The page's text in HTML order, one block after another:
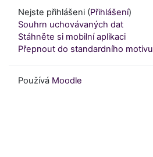
Nejste přihlášeni (Přihlášení)
Souhrn uchovávaných dat
Stáhněte si mobilní aplikaci
Přepnout do standardního motivu
Používá Moodle